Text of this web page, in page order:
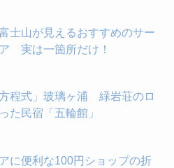
士山が見えるおすすめのサー
実は一箇所だけ！
方程式」玻璃ヶ浦 緑岩荘のロ
た民宿「五輪館」
に便利な100円ショップの折